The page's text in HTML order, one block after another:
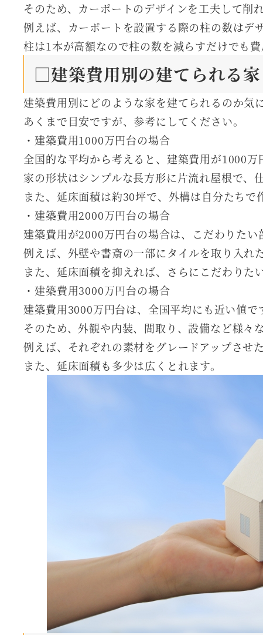
そのため、カーポートのデザインを工夫して削
例えば、カーポートを設置する際の柱の数はデ
柱は1本が高額なので柱の数を減らすだけでも費
□建築費用別の建てられる家
建築費用別にどのような家を建てられるのか気
あくまで目安ですが、参考にしてください。
・建築費用1000万円台の場合
全国的な平均から考えると、建築費用が1000万
家の形状はシンプルな長方形に片流れ屋根で、
また、延床面積は約30坪で、外構は自分たちで
・建築費用2000万円台の場合
建築費用が2000万円台の場合は、こだわりたい
例えば、外壁や書斎の一部にタイルを取り入れ
また、延床面積を抑えれば、さらにこだわりた
・建築費用3000万円台の場合
建築費用3000万円台は、全国平均にも近い値で
そのため、外観や内装、間取り、設備など様々
例えば、それぞれの素材をグレードアップさせ
また、延床面積も多少は広くとれます。